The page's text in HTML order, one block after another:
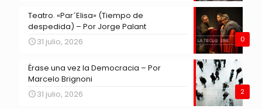
0
Teatro. «Par´Elisa» (Tiempo de
despedida) – Por Jorge Palant
31 julio, 2026
2
Érase una vez la Democracia – Por
Marcelo Brignoni
31 julio, 2026